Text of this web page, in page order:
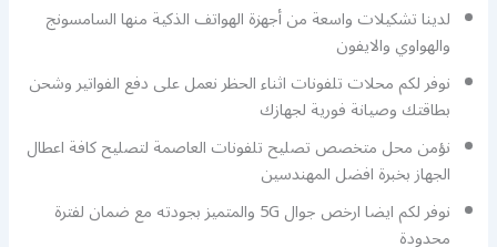
لدينا تشكيلات واسعة من أجهزة الهواتف الذكية منها السامسونج
والهواوي والايفون
نوفر لكم محلات تلفونات اثناء الحظر نعمل على دفع الفواتير وشحن
بطاقتك وصيانة فورية لجهازك
نؤمن محل متخصص تصليح تلفونات العاصمة لتصليح كافة اعطال
الجهاز بخبرة افضل المهندسين
نوفر لكم ايضا ارخص جوال 5G والمتميز بجودته مع ضمان لفترة
محدودة